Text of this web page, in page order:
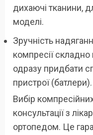
дихаючі тканини,
моделі.
Зручність
компресії складно
одразу придбати
пристрої (батлери).
Вибір
консультації з
ортопедом. Це